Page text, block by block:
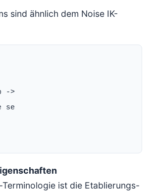
sind ähnlich dem Noise IK-
->
se
ist die Etablierungs-